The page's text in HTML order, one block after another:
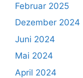
Februar 2025
Dezember 2024
Juni 2024
Mai 2024
April 2024